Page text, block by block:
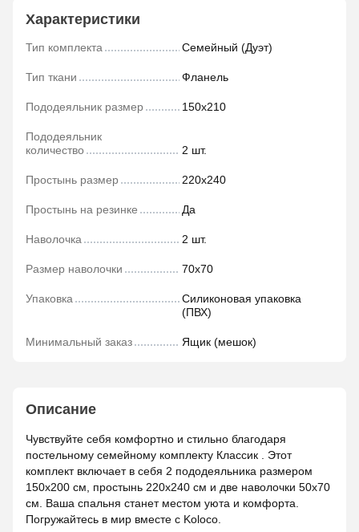
Характеристики
Тип комплекта Семейный (Дуэт)
Тип ткани Фланель
Пододеяльник размер 150х210
Пододеяльник
количество
2 шт.
Простынь размер 220х240
Простынь на резинке Да
Наволочка 2 шт.
Размер наволочки 70х70
Упаковка
Силиконовая упаковка
(ПВХ)
Минимальный заказ Ящик (мешок)
Описание
Чувствуйте себя комфортно и стильно благодаря
постельному семейному комплекту Классик . Этот
комплект включает в себя 2 пододеяльника размером
150x200 см, простынь 220x240 см и две наволочки 50x70
см. Ваша спальня станет местом уюта и комфорта.
Погружайтесь в мир вместе с Koloco.